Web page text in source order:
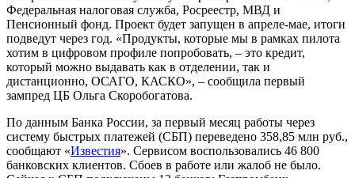
Федеральная налоговая служба, Росреестр, МВД и
Пенсионный фонд. Проект будет запущен в апреле-мае, итоги
подведут через год. «Продукты, которые мы в рамках пилота
хотим в цифровом профиле попробовать, – это кредит,
который можно выдавать как в отделении, так и
дистанционно, ОСАГО, КАСКО», – сообщила первый
зампред ЦБ Ольга Скоробогатова.
По данным Банка России, за первый месяц работы через
систему быстрых платежей (СБП) переведено 358,85 млн руб.,
сообщают «Известия». Сервисом воспользовались 46 800
банковских клиентов. Сбоев в работе или жалоб не было.